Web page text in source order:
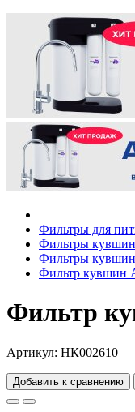
Фильтры для
Фильтры
Фильтры
Фильтр кувшин
Фильтр
Артикул: НК002610
Добавить к сравнению